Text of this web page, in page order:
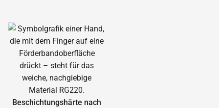
Beschichtungshärte nach